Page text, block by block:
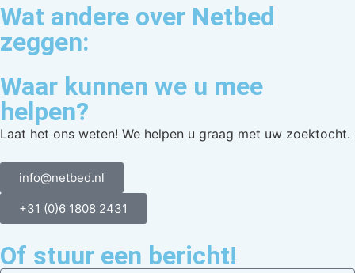
Wat andere over Netbed
zeggen:
Waar kunnen we u mee
helpen?
Laat het ons weten! We helpen u graag met uw zoektocht.
info@netbed.nl
+31 (0)6 1808 2431
Of stuur een bericht!